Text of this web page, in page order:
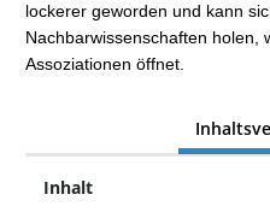
lockerer geworden und kann
Nachbarwissenschaften holen,
Assoziationen öffnet.
Inhalt